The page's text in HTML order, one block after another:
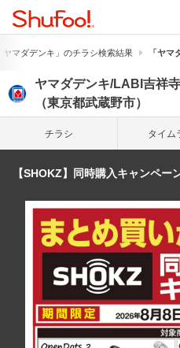
ヤマダデンキ」のチラシ検索結果 「ヤ
ヤマダデンキ/LABI吉祥
（東京都武蔵野市）
チラシ タイム
【SHOKZ】同時購入キャンペー